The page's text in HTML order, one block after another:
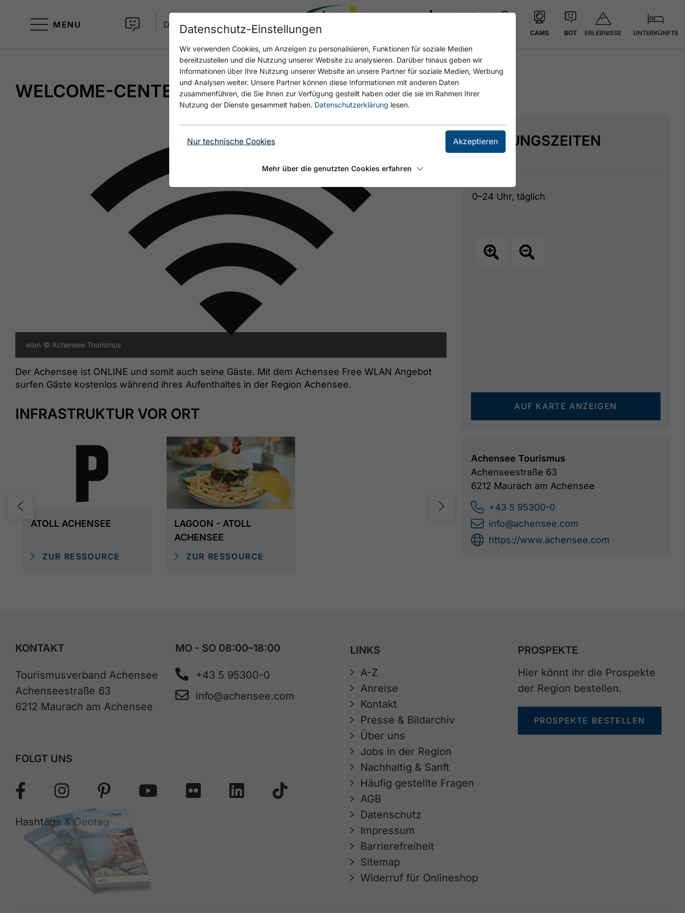
MENU DE
CAMS BOT ERLEBNISSE UNTERKÜNFTE
WELCOME-CENTER ACHENSEE
wlan © Achensee Tourismus
Der Achensee ist ONLINE und somit auch seine Gäste. Mit dem Achensee Free WLAN Angebot
surfen Gäste kostenlos während ihres Aufenthaltes in der Region Achensee.
INFRASTRUKTUR VOR ORT
ATOLL ACHENSEE
ZUR RESSOURCE
LAGOON - ATOLL
ACHENSEE
ZUR RESSOURCE
ÖFFNUNGSZEITEN
0–24 Uhr, täglich
AUF KARTE ANZEIGEN
Achensee Tourismus
Achenseestraße 63
6212 Maurach am Achensee
+43 5 95300-0
info@achensee.com
https://www.achensee.com
KONTAKT
Tourismusverband Achensee
Achenseestraße 63
6212 Maurach am Achensee
MO - SO 08:00–18:00
+43 5 95300-0
info@achensee.com
FOLGT UNS
Hashtags & Geotag
LINKS
A-Z
Anreise
Kontakt
Presse & Bildarchiv
Über uns
Jobs in der Region
Nachhaltig & Sanft
Häufig gestellte Fragen
AGB
Datenschutz
Impressum
Barrierefreiheit
Sitemap
Widerruf für Onlineshop
PROSPEKTE
Hier könnt ihr die Prospekte
der Region bestellen.
PROSPEKTE BESTELLEN
Datenschutz-Einstellungen
Wir verwenden Cookies, um Anzeigen zu personalisieren, Funktionen für soziale Medien
bereitzustellen und die Nutzung unserer Website zu analysieren. Darüber hinaus geben wir
Informationen über Ihre Nutzung unserer Website an unsere Partner für soziale Medien, Werbung
und Analysen weiter. Unsere Partner können diese Informationen mit anderen Daten
zusammenführen, die Sie ihnen zur Verfügung gestellt haben oder die sie im Rahmen Ihrer
Nutzung der Dienste gesammelt haben. Datenschutzerklärung lesen.
Nur technische Cookies Akzeptieren
Mehr über die genutzten Cookies erfahren